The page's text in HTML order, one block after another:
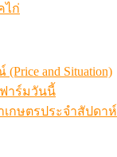
ไก่
and Situation)
าร์มวันนี้
กษตรประจำสัปดาห์